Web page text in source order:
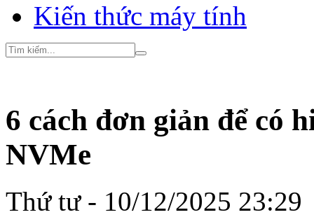
Kiến thức máy tính
6 cách đơn giản để có
NVMe
Thứ tư - 10/12/2025 23:29